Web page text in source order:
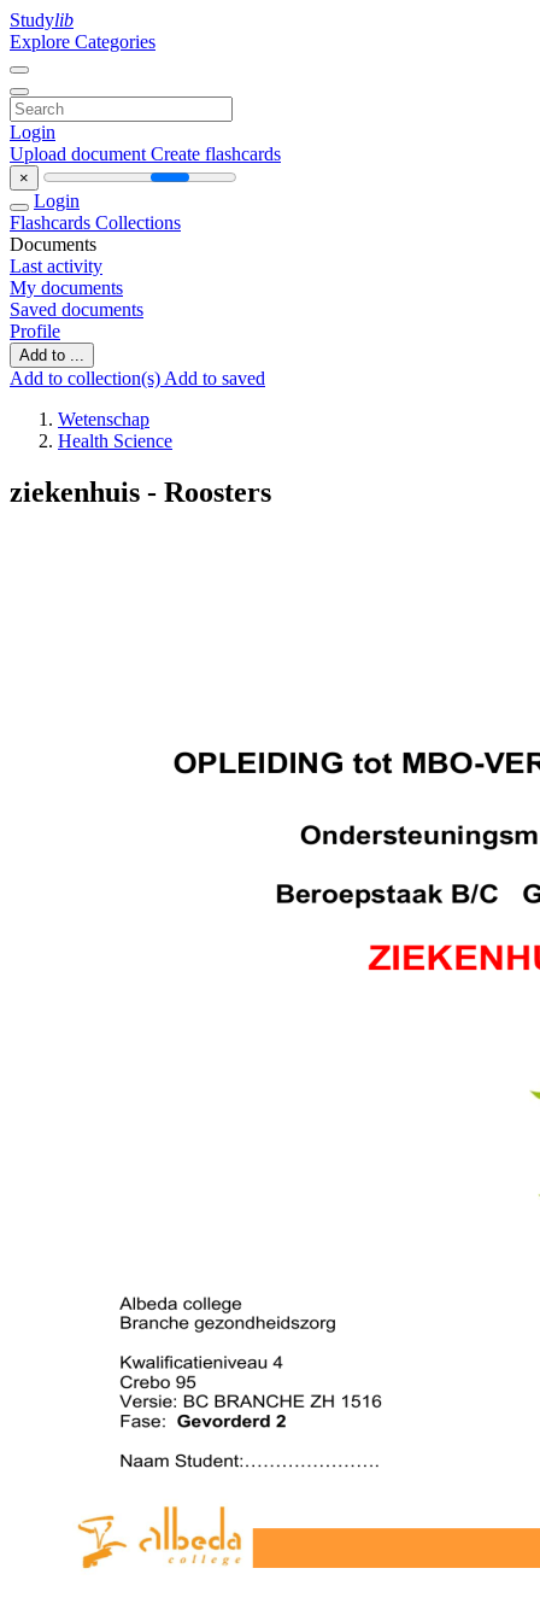
Studylib
Explore Categories
Login
Upload document Create flashcards
×
Login
Flashcards Collections
Documents
Last activity
My documents
Saved documents
Profile
Add to ...
Add to collection(s) Add to saved
Wetenschap
Health Science
ziekenhuis - Roosters